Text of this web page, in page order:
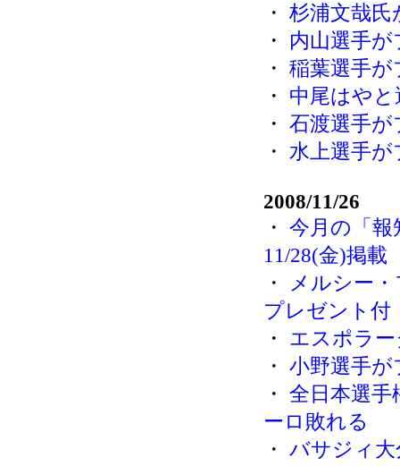
・ 杉浦文哉
・ 内山選手
・ 稲葉選手
・ 中尾はや
・ 石渡選手
・ 水上選手
2008/11/26
・ 今月の「
11/28(金)掲載
・
メルシー
プレゼント付
・ エスポラ
・ 小野選手
・ 全日本選手
ーロ敗れる
・ バサジィ大